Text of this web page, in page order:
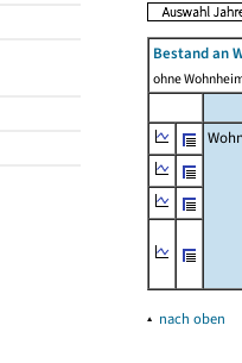
Bestand an
ohne
▴ nach oben